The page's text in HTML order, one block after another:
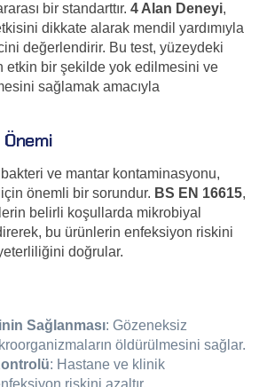
bir standarttır. 4 Alan Deneyi,
dikkate alarak mendil yardımıyla
değerlendirir. Bu test, yüzeydeki
etkin bir şekilde yok edilmesini ve
sağlamak amacıyla
ve mantar kontaminasyonu,
önemli bir sorundur. BS EN 16615,
belirli koşullarda mikrobiyal
bu ürünlerin enfeksiyon riskini
doğrular.
Sağlanması: Gözeneksiz
öldürülmesini sağlar.
: Hastane ve klinik
riskini azaltır.